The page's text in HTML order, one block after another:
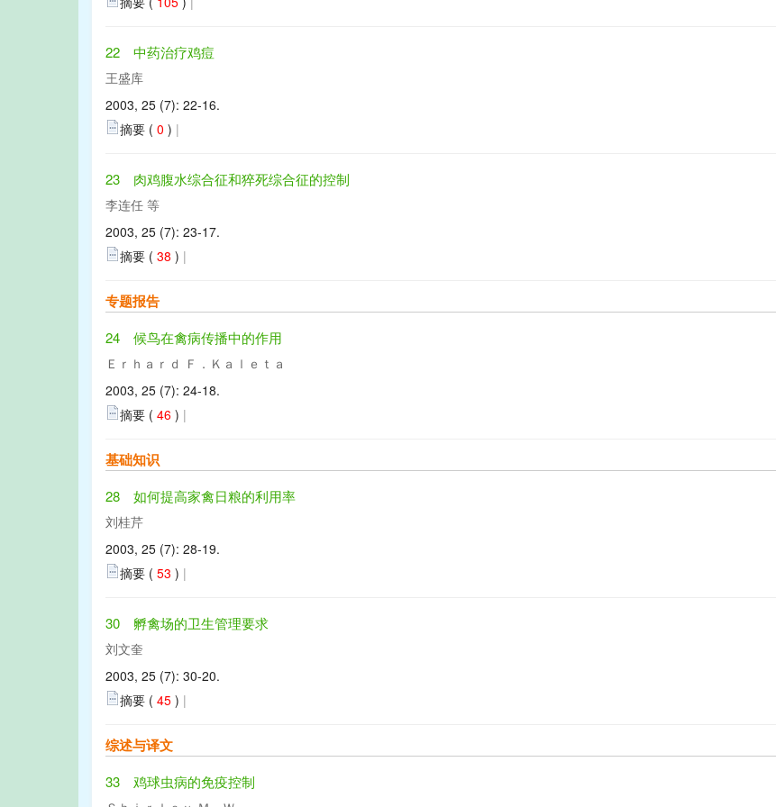
22 中药治疗鸡痘
王盛库
2003, 25 (7): 22-16.
摘要 ( 0 ) |
23 肉鸡腹水综合征和猝死综合征的控制
李连任 等
2003, 25 (7): 23-17.
摘要 ( 38 ) |
专题报告
24 候鸟在禽病传播中的作用
Ｅｒｈａｒｄ Ｆ．Ｋａｌｅｔａ
2003, 25 (7): 24-18.
摘要 ( 46 ) |
基础知识
28 如何提高家禽日粮的利用率
刘桂芹
2003, 25 (7): 28-19.
摘要 ( 53 ) |
30 孵禽场的卫生管理要求
刘文奎
2003, 25 (7): 30-20.
摘要 ( 45 ) |
综述与译文
33 鸡球虫病的免疫控制